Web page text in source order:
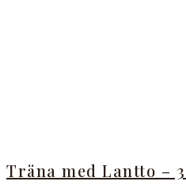
Träna med Lantto –